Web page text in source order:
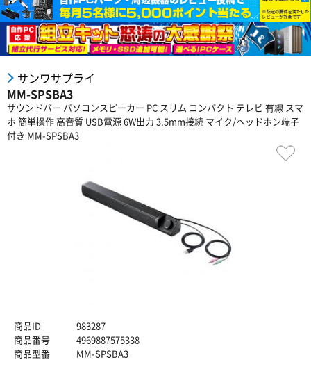
サンワサプライ
MM-SPSBA3
サウンドバー パソコンスピーカー PC スリム コンパクト テレビ 有線 スマ
ホ 簡単操作 高音質 USB電源 6W出力 3.5mm接続 マイク/ヘッドホン端子
付き MM-SPSBA3
商品ID
983287
商品番号
4969887575338
商品型番
MM-SPSBA3